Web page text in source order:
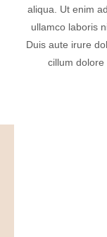
aliqua. Ut enim
ullamco laboris
Duis aute irure
cillum